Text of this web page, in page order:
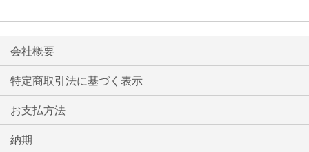
会社概要
特定商取引法に基づく表示
お支払方法
納期